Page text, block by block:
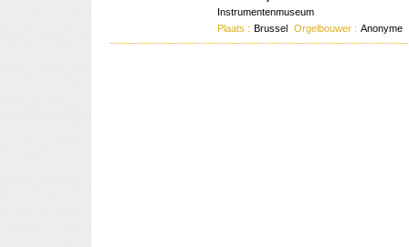
Instrumentenmuseum
Plaats : Brussel Orgelbouwer : Anonyme